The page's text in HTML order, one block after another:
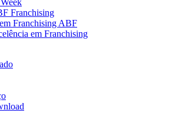
Franchising
Franchising ABF
em Franchising